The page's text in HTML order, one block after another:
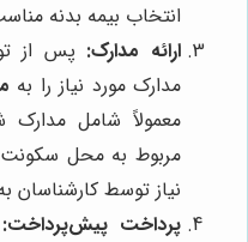
انتخاب بیمه بدنه
ارائه مدارک: پس از
مدارک مورد نیاز را به
معمولاً شامل
مربوط به محل
نیاز توسط کارشناسان
پرداخت پیش‌پرداخت: